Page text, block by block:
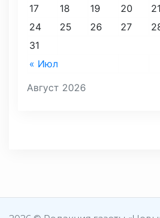
Август 2026
« Июл
17
18 19 20 21
24
25 26 27
31